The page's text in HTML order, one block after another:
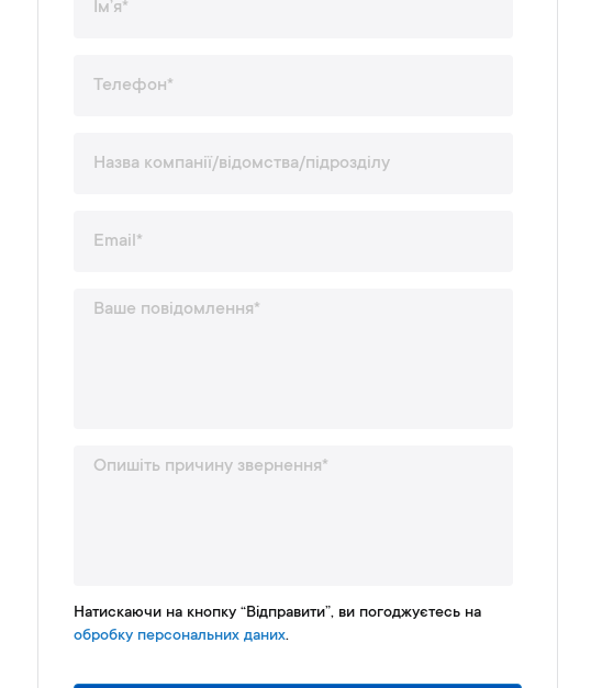
Натискаючи на кнопку “Відправити”, ви погоджуєтесь на
обробку персональних даних.